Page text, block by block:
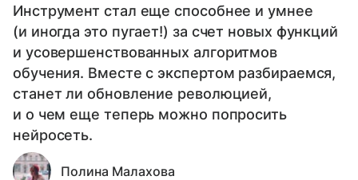
Инструмент стал еще способнее и умнее
(и иногда это пугает!) за счет новых функций
и усовершенствованных алгоритмов
обучения. Вместе с экспертом разбираемся,
станет ли обновление революцией,
и о чем еще теперь можно попросить
нейросеть.
Полина Малахова